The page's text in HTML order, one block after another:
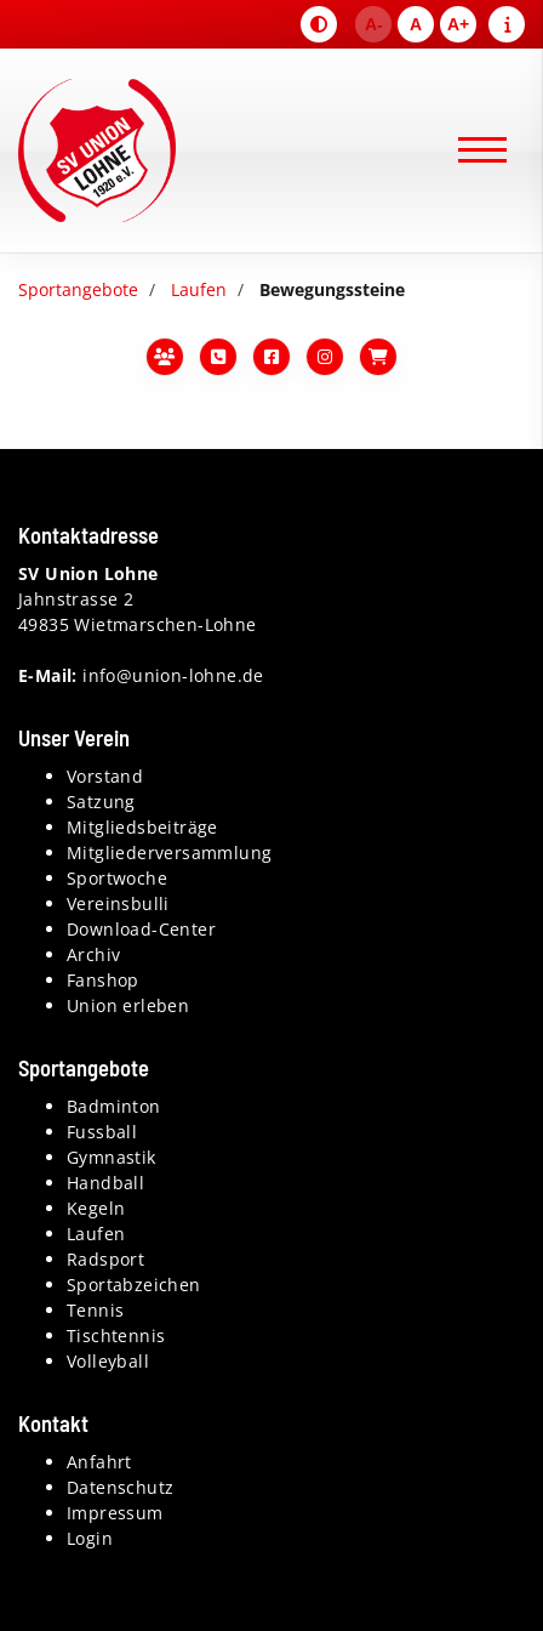
A- A A+
Sportangebote Laufen Bewegungssteine
Kontaktadresse
SV Union Lohne
Jahnstrasse 2
49835 Wietmarschen-Lohne
E-Mail: info@union-lohne.de
Unser Verein
Vorstand
Satzung
Mitgliedsbeiträge
Mitgliederversammlung
Sportwoche
Vereinsbulli
Download-Center
Archiv
Fanshop
Union erleben
Sportangebote
Badminton
Fussball
Gymnastik
Handball
Kegeln
Laufen
Radsport
Sportabzeichen
Tennis
Tischtennis
Volleyball
Kontakt
Anfahrt
Datenschutz
Impressum
Login